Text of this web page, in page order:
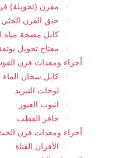
مقرن (تحويلة) فرن
خنق الفرن الحثي
كابل مضخة مياه
مفتاح تحويل بوتقة
أجزاء ومعدات فرن القوس
كابل سخان الماء
لوحات التبريد
انبوب العبور
حافر القطب
أجزاء ومعدات فرن الحث
الأفران القناة